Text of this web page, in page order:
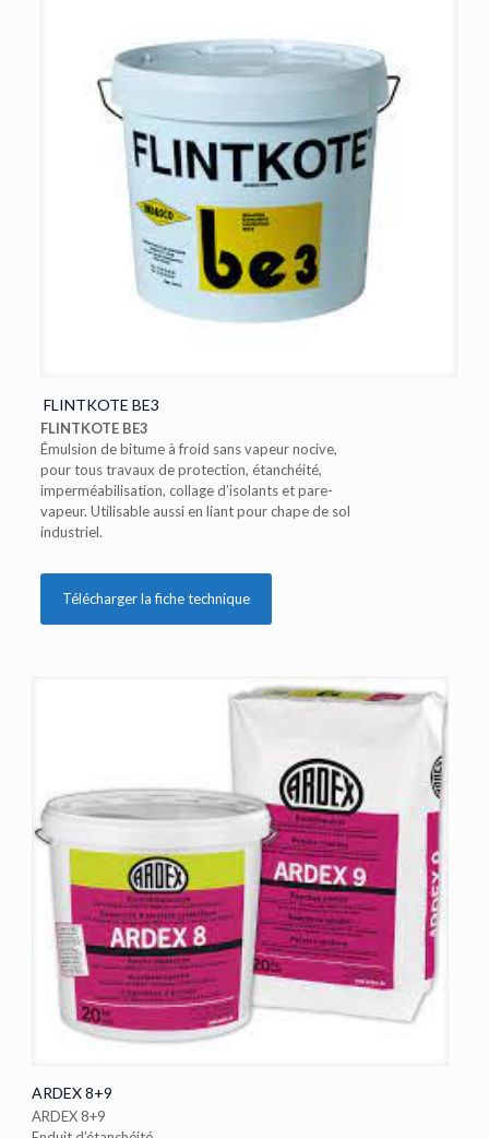
FLINTKOTE BE3
FLINTKOTE BE3
Émulsion de bitume à froid sans vapeur nocive,
pour tous travaux de protection, étanchéité,
imperméabilisation, collage d’isolants et pare-
vapeur. Utilisable aussi en liant pour chape de sol
industriel.
Télécharger la fiche technique
ARDEX 8+9
ARDEX 8+9